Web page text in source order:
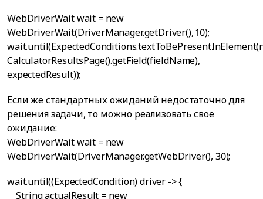
WebDriverWait wait = new
WebDriverWait(DriverManager.getDriver(), 10);
CalculatorResultsPage().getField(fieldName),
expectedResult));
Если же стандартных ожиданий недостаточно для
решения задачи, то можно реализовать свое
ожидание:
WebDriverWait wait = new
WebDriverWait(DriverManager.getWebDriver(), 30);
wait.until((ExpectedCondition) driver -> {
String actualResult = new